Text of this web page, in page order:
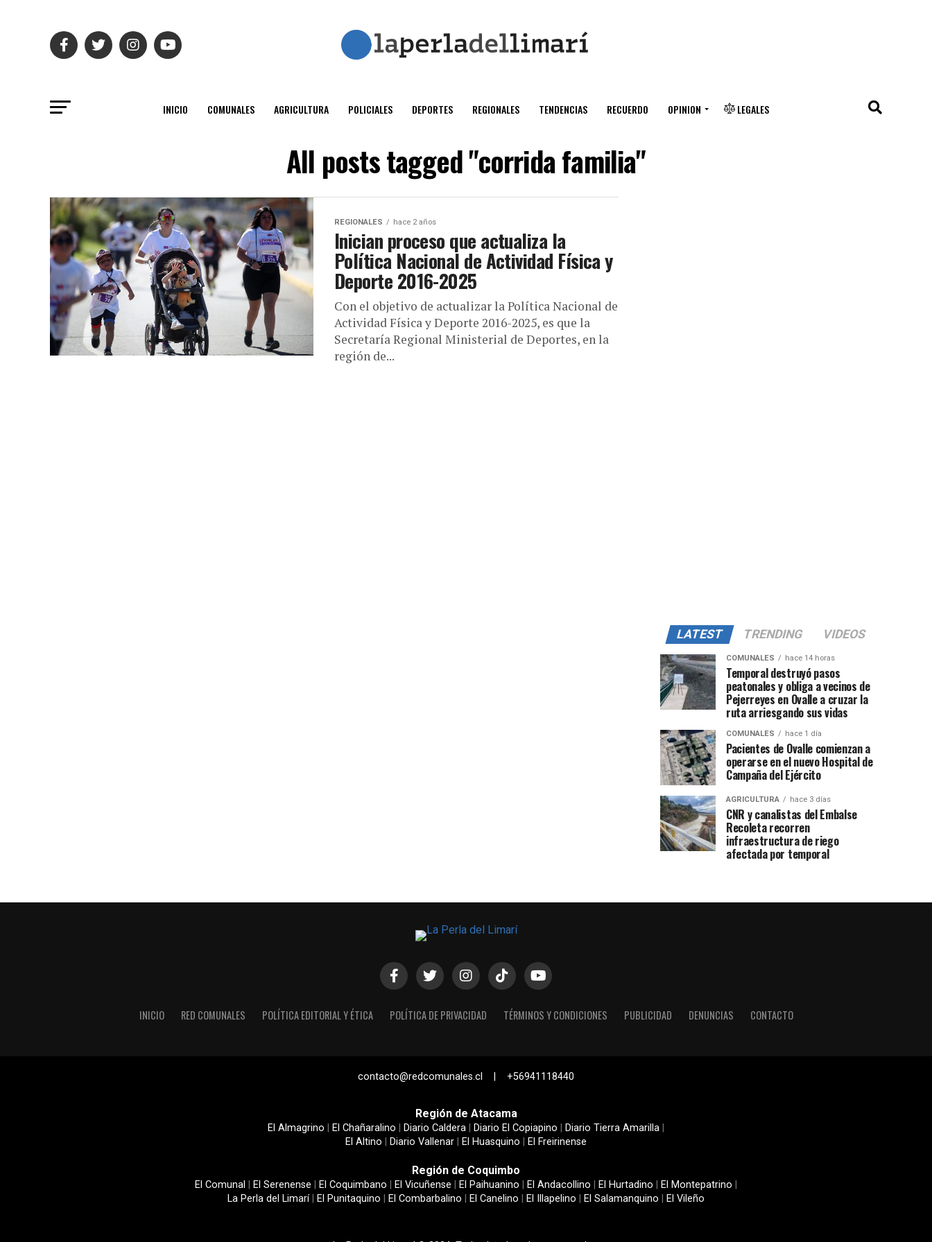
INICIO COMUNALES AGRICULTURA POLICIALES DEPORTES REGIONALES TENDENCIAS RECUERDO OPINION LEGALES
All posts tagged "corrida familia"
REGIONALES hace 2 años
Inician proceso que actualiza la
Política Nacional de Actividad Física y
Deporte 2016-2025
Con el objetivo de actualizar la Política Nacional de
Actividad Física y Deporte 2016-2025, es que la
Secretaría Regional Ministerial de Deportes, en la
región de...
LATEST TRENDING VIDEOS
COMUNALES hace 14 horas
Temporal destruyó pasos
peatonales y obliga a vecinos de
Pejerreyes en Ovalle a cruzar la
ruta arriesgando sus vidas
COMUNALES hace 1 día
Pacientes de Ovalle comienzan a
operarse en el nuevo Hospital de
Campaña del Ejército
AGRICULTURA hace 3 días
CNR y canalistas del Embalse
Recoleta recorren
infraestructura de riego
afectada por temporal
INICIO RED COMUNALES POLÍTICA EDITORIAL Y ÉTICA POLÍTICA DE PRIVACIDAD TÉRMINOS Y CONDICIONES PUBLICIDAD DENUNCIAS CONTACTO
contacto@redcomunales.cl | +56941118440
Región de Atacama
El Almagrino El Chañaralino Diario Caldera Diario El Copiapino Diario Tierra Amarilla
El Altino
Diario Vallenar El Huasquino El Freirinense
Región de Coquimbo
El Comunal El Serenense El Coquimbano El Vicuñense El Paihuanino El Andacollino El Hurtadino El Montepatrino
La Perla del Limarí| El Punitaquino El Combarbalino El Canelino El Illapelino El Salamanquino El Vileño